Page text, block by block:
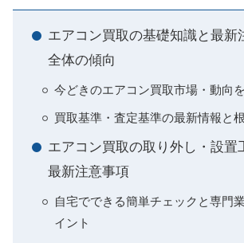
エアコン買取の基礎知識と最新
全体の傾向
今どきのエアコン買取市場・動向
買取基準・査定基準の最新情報と
エアコン買取の取り外し・設置
最新注意事項
自宅でできる簡単チェックと専門
イント